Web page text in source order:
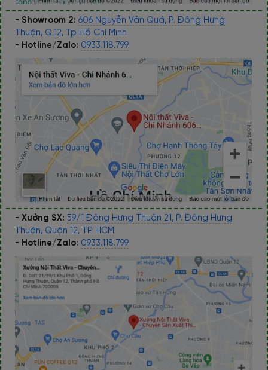
- Showroom 2: 606 Nguyễn Văn Quá, P. Đông Hưng
Thuận, Q.12, Tp Hồ Chí Minh
- Hotline/Zalo: 0933.118.799
- Xưởng SX: 59/1 Đông Hưng Thuận 21, P. Đông Hưng
Thuận, Quận 12, TP HCM
- Hotline/Zalo: 0933.118.799